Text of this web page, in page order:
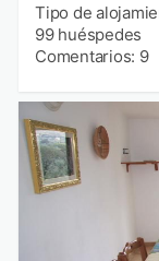
Tipo de
99 huéspedes
Comentarios: 9